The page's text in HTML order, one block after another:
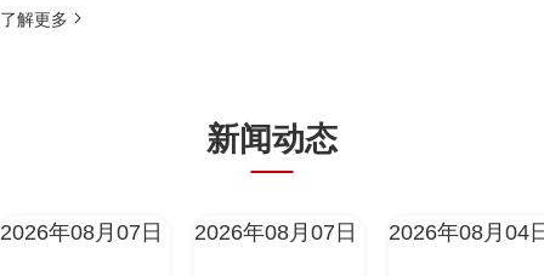
了解更多
新闻动态
2026年08月07日 2026年08月07日 2026年08月04